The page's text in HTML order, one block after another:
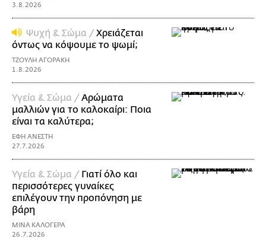
3.8.2026
Ψυχή & Σώμα /Xρειάζεται
όντως να κόψουμε το ψωμί;
ΤΖΟΥΛΗ ΑΓΟΡΑΚΗ
1.8.2026
Υγεία & Σώμα /Αρώματα
μαλλιών για το καλοκαίρι: Ποια
είναι τα καλύτερα;
ΕΦΗ ΑΝΕΣΤΗ
27.7.2026
Υγεία & Σώμα / Γιατί όλο και
περισσότερες γυναίκες
επιλέγουν την προπόνηση με
βάρη
ΜΙΝΑ ΚΑΛΟΓΕΡΑ
26.7.2026